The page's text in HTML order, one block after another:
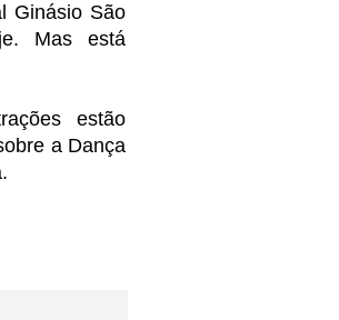
Ginásio São
Mas está
estão
a Dança